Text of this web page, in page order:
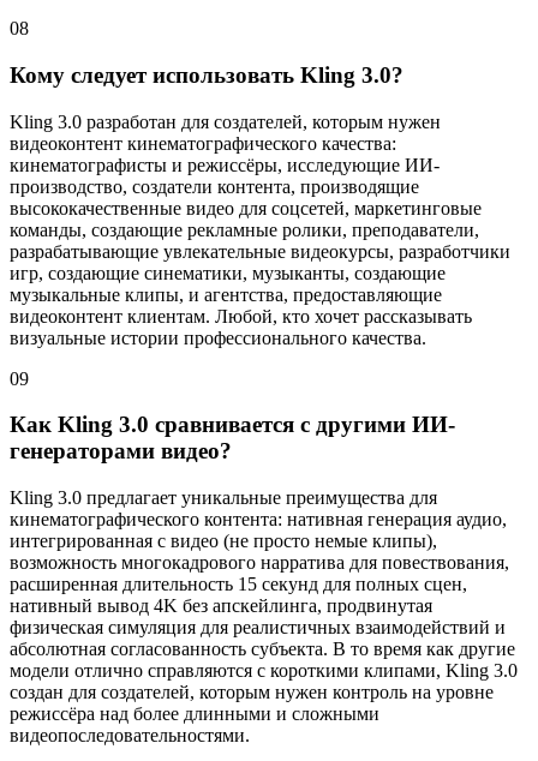
08
Кому следует использовать Kling 3.0?
Kling 3.0 разработан для создателей, которым нужен
видеоконтент кинематографического качества:
кинематографисты и режиссёры, исследующие ИИ-
производство, создатели контента, производящие
высококачественные видео для соцсетей, маркетинговые
команды, создающие рекламные ролики, преподаватели,
разрабатывающие увлекательные видеокурсы, разработчики
игр, создающие синематики, музыканты, создающие
музыкальные клипы, и агентства, предоставляющие
видеоконтент клиентам. Любой, кто хочет рассказывать
визуальные истории профессионального качества.
09
Как Kling 3.0 сравнивается с другими ИИ-
генераторами видео?
Kling 3.0 предлагает уникальные преимущества для
кинематографического контента: нативная генерация аудио,
интегрированная с видео (не просто немые клипы),
возможность многокадрового нарратива для повествования,
расширенная длительность 15 секунд для полных сцен,
нативный вывод 4K без апскейлинга, продвинутая
физическая симуляция для реалистичных взаимодействий и
абсолютная согласованность субъекта. В то время как другие
модели отлично справляются с короткими клипами, Kling 3.0
создан для создателей, которым нужен контроль на уровне
режиссёра над более длинными и сложными
видеопоследовательностями.